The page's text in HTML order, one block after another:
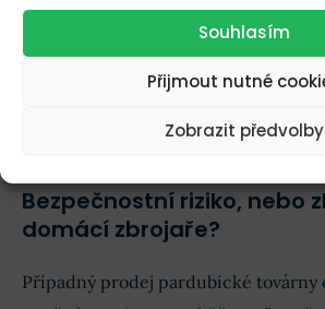
Souhlasím
Přijmout nutné
Zobrazit předvolby
CSG/CSG
Koupit akcie CSG
Bezpečnostní riziko, nebo
domácí zbrojaře?
Případný prodej pardubické továrny